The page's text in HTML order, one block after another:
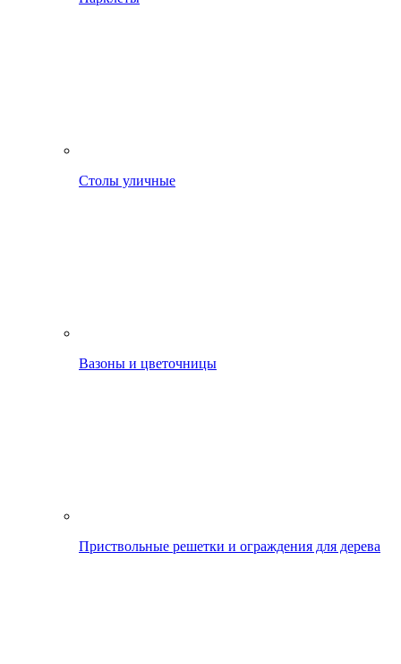
Столы уличные
Вазоны и цветочницы
Приствольные решетки и ограждения для дерева